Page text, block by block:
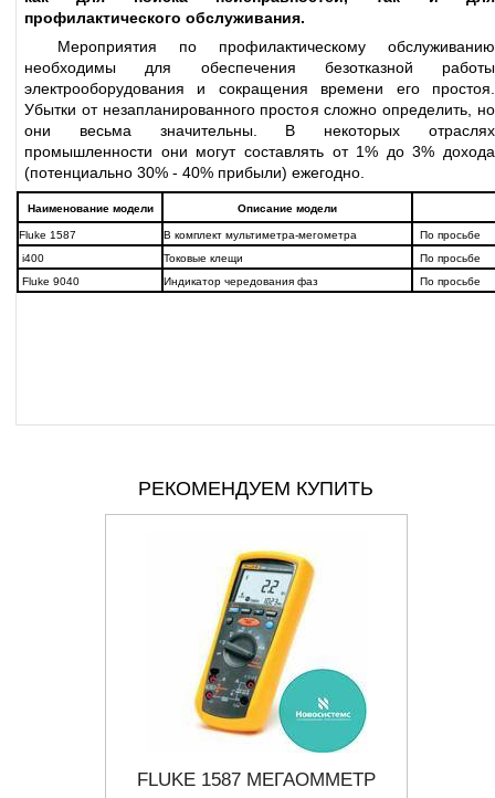
профилактического обслуживания.
Мероприятия по профилактическому обслуживанию
необходимы для обеспечения безотказной работы
электрооборудования и сокращения времени его простоя.
Убытки от незапланированного простоя сложно определить, но
они весьма значительны. В некоторых отраслях
промышленности они могут составлять от 1% до 3% дохода
(потенциально 30% - 40% прибыли) ежегодно.
Наименование модели Описание модели
Fluke 1587 В комплект мультиметра-мегометра
По просьбе
i400
Токовые клещи
По просьбе
Fluke 9040
Индикатор чередования фаз По просьбе
РЕКОМЕНДУЕМ КУПИТЬ
FLUKE 1587 МЕГАОММЕТР